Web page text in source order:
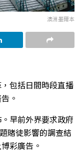
澳洲墨爾本
包括日間時段直播
。
早前外界要求政府
賭徒影響的調查結
彩廣告。